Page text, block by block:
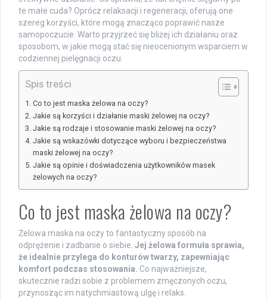
te małe cuda? Oprócz relaksacji i regeneracji, oferują one
szereg korzyści, które mogą znacząco poprawić nasze
samopoczucie. Warto przyjrzeć się bliżej ich działaniu oraz
sposobom, w jakie mogą stać się nieocenionym wsparciem w
codziennej pielęgnacji oczu.
Spis treści
Co to jest maska żelowa na oczy?
Jakie są korzyści i działanie maski żelowej na oczy?
Jakie są rodzaje i stosowanie maski żelowej na oczy?
Jakie są wskazówki dotyczące wyboru i bezpieczeństwa
maski żelowej na oczy?
Jakie są opinie i doświadczenia użytkowników masek
żelowych na oczy?
Co to jest maska żelowa na oczy?
Żelowa maska na oczy to fantastyczny sposób na
odprężenie i zadbanie o siebie. Jej żelowa formuła sprawia,
że idealnie przylega do konturów twarzy, zapewniając
komfort podczas stosowania. Co najważniejsze,
skutecznie radzi sobie z problemem zmęczonych oczu,
przynosząc im natychmiastową ulgę i relaks.